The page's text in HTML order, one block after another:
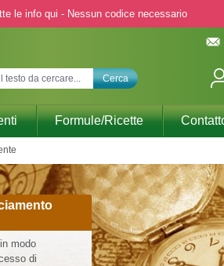
le info qui - Nessun codice necessario
Cerca
Formule/Ricette
modo
di